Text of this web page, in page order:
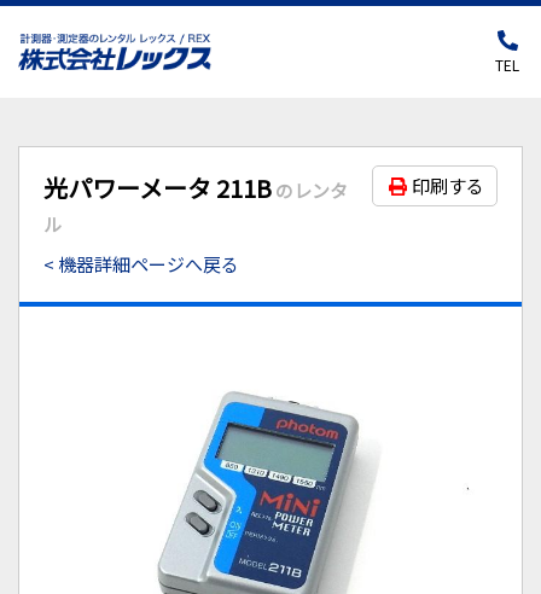
TEL
光パワーメータ 211Bのレンタ
ル
印刷する
< 機器詳細ページへ戻る